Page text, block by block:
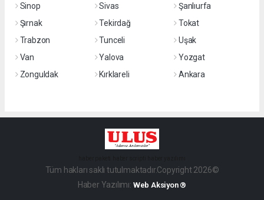
Sinop
Sivas
Şanlıurfa
Şırnak
Tekirdağ
Tokat
Trabzon
Tunceli
Uşak
Van
Yalova
Yozgat
Zonguldak
Kırklareli Ankara
Tüm hakları saklı tutulmaktadır.Copyright 2026©
Haber Yazılımı: Web Aksiyon ®